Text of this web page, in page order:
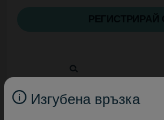
Изгубена връзка